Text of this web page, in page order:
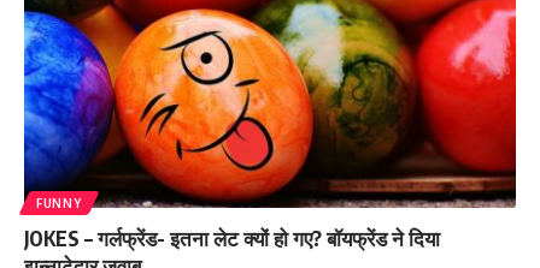
FUNNY
JOKES – गर्लफ्रेंड- इतना लेट क्यों हो गए? बॉयफ्रेंड ने दिया